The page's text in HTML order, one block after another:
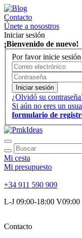
Contacto
Únete a nosostros
Iniciar sesión
¡Bienvenido de nuevo!
Por favor inicie
Iniciar sesión
¿Olvidó su
Si aún no eres un
formulario de
Mi cesta
Mi presupuesto
+34 911 590 909
L-J 09:00-18:00 V09:00
Contacto